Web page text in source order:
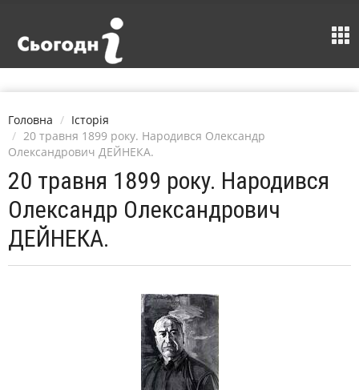
Головна
Історія
20 травня 1899 року. Народився Олександр
Олександрович ДЕЙНЕКА.
20 травня 1899 року. Народився
Олександр Олександрович
ДЕЙНЕКА.